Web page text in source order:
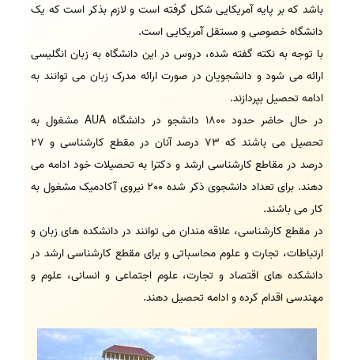
باشد که بر پایه آمریکایی شکل گرفته است و لازم بذکر است که یک
دانشگاه خصوصی و مستقل آمریکایی است.
با توجه به نکته گفته شده، دروس در این دانشگاه به زبان انگلیسی
ارائه می شود و دانشجویان در صورت ارائه مدرک زبان می توانند به
ادامه تحصیل بپردازند.
در حال حاضر حدود 1800 دانشجو در دانشگاه AUA مشغول به
تحصیل می باشند که 73 درصد آنان در مقطع کارشناسی و 27
درصد در مقاطع کارشناسی ارشد و دکترا به تحصیلات خود ادامه می
دهند. برای تعداد دانشجوی ذکر شده 200 نیروی آکادمیک مشغول به
کار می باشند.
در مقطع کارشناسی، علاقه مندان می توانند در دانشکده های زبان و
ارتباطات، تجارت و علوم محاسباتی و برای مقطع کارشناسی ارشد در
دانشکده های اقتصاد و تجارت، علوم اجتماعی و انسانی، علوم و
مهندسی اقدام کرده و ادامه تحصیل دهند.